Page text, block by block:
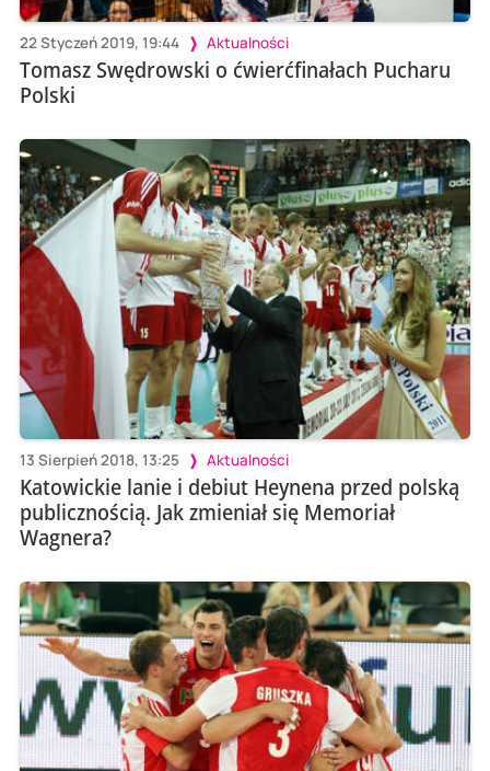
22 Styczeń 2019, 19:44 Aktualności
Tomasz Swędrowski o ćwierćfinałach Pucharu
Polski
13 Sierpień 2018, 13:25 Aktualności
Katowickie lanie i debiut Heynena przed polską
publicznością. Jak zmieniał się Memoriał
Wagnera?